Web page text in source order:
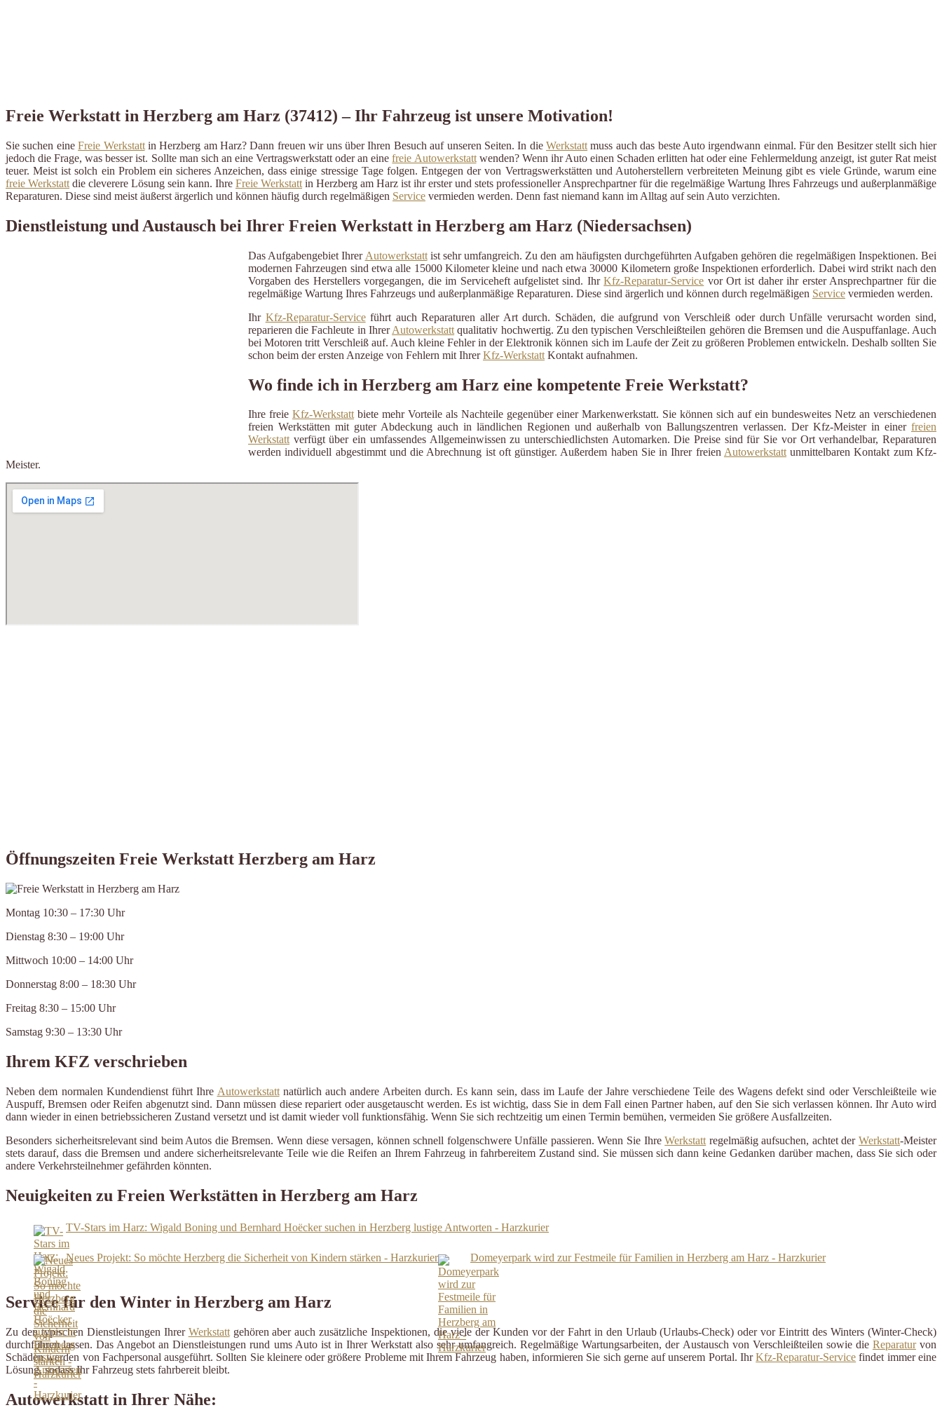
Freie Werkstatt in Herzberg am Harz (37412) – Ihr Fahrzeug ist unsere Motivation!
Sie suchen eineFreie Werkstattin Herzberg am Harz? Dann freuen wir uns über Ihren Besuch auf unseren Seiten. In dieWerkstatt muss auch das beste Auto irgendwann einmal. Für den Besitzer stellt sich hier
jedoch die Frage, was besser ist. Sollte man sich an eine Vertragswerkstatt oder an einefreie Autowerkstattwenden? Wenn ihr Auto einen Schaden erlitten hat oder eine Fehlermeldung anzeigt, ist guter Rat meist
teuer. Meist ist solch ein Problem ein sicheres Anzeichen, dass einige stressige Tage folgen. Entgegen der von Vertragswerkstätten und Autoherstellern verbreiteten Meinung gibt es viele Gründe, warum eine
freie Werkstatt die cleverere Lösung sein kann. Ihre Freie Werkstatt in Herzberg am Harz ist ihr erster und stets professioneller Ansprechpartner für die regelmäßige Wartung Ihres Fahrzeugs und außerplanmäßige
Reparaturen. Diese sind meist äußerst ärgerlich und können häufig durch regelmäßigen Service vermieden werden. Denn fast niemand kann im Alltag auf sein Auto verzichten.
Dienstleistung und Austausch bei Ihrer Freien Werkstatt in Herzberg am Harz (Niedersachsen)
Das Aufgabengebiet Ihrer Autowerkstattist sehr umfangreich. Zu den am häufigsten durchgeführten Aufgaben gehören die regelmäßigen Inspektionen. Bei
modernen Fahrzeugen sind etwa alle 15000 Kilometer kleine und nach etwa 30000 Kilometern große Inspektionen erforderlich. Dabei wird strikt nach den
Vorgaben des Herstellers vorgegangen, die im Serviceheft aufgelistet sind. IhrKfz-Reparatur-Service vor Ort ist daher ihr erster Ansprechpartner für die
regelmäßige Wartung Ihres Fahrzeugs und außerplanmäßige Reparaturen. Diese sind ärgerlich und können durch regelmäßigen Service vermieden werden.
Ihr Kfz-Reparatur-Serviceführt auch Reparaturen aller Art durch. Schäden, die aufgrund von Verschleiß oder durch Unfälle verursacht worden sind,
reparieren die Fachleute in IhrerAutowerkstatt qualitativ hochwertig. Zu den typischen Verschleißteilen gehören die Bremsen und die Auspuffanlage. Auch
bei Motoren tritt Verschleiß auf. Auch kleine Fehler in der Elektronik können sich im Laufe der Zeit zu größeren Problemen entwickeln. Deshalb sollten Sie
schon beim der ersten Anzeige von Fehlern mit IhrerKfz-Werkstatt Kontakt aufnahmen.
Wo finde ich in Herzberg am Harz eine kompetente Freie Werkstatt?
Ihre freie Kfz-Werkstattbiete mehr Vorteile als Nachteile gegenüber einer Markenwerkstatt. Sie können sich auf ein bundesweites Netz an verschiedenen
freien Werkstätten mit guter Abdeckung auch in ländlichen Regionen und außerhalb von Ballungszentren verlassen. Der Kfz-Meister in einer freien
Werkstattverfügt über ein umfassendes Allgemeinwissen zu unterschiedlichsten Automarken. Die Preise sind für Sie vor Ort verhandelbar, Reparaturen
werden individuell abgestimmt und die Abrechnung ist oft günstiger. Außerdem haben Sie in Ihrer freien Autowerkstattunmittelbaren Kontakt zum Kfz-
Meister.
Öffnungszeiten Freie Werkstatt Herzberg am Harz
Montag 10:30 – 17:30 Uhr
Dienstag 8:30 – 19:00 Uhr
Mittwoch 10:00 – 14:00 Uhr
Donnerstag 8:00 – 18:30 Uhr
Freitag 8:30 – 15:00 Uhr
Samstag 9:30 – 13:30 Uhr
Ihrem KFZ verschrieben
Neben dem normalen Kundendienst führt Ihre Autowerkstattnatürlich auch andere Arbeiten durch. Es kann sein, dass im Laufe der Jahre verschiedene Teile des Wagens defekt sind oder Verschleißteile wie
Auspuff, Bremsen oder Reifen abgenutzt sind. Dann müssen diese repariert oder ausgetauscht werden. Es ist wichtig, dass Sie in dem Fall einen Partner haben, auf den Sie sich verlassen können. Ihr Auto wird
dann wieder in einen betriebssicheren Zustand versetzt und ist damit wieder voll funktionsfähig. Wenn Sie sich rechtzeitig um einen Termin bemühen, vermeiden Sie größere Ausfallzeiten.
Besonders sicherheitsrelevant sind beim Autos die Bremsen. Wenn diese versagen, können schnell folgenschwere Unfälle passieren. Wenn Sie IhreWerkstatt regelmäßig aufsuchen, achtet derWerkstatt-Meister
stets darauf, dass die Bremsen und andere sicherheitsrelevante Teile wie die Reifen an Ihrem Fahrzeug in fahrbereitem Zustand sind. Sie müssen sich dann keine Gedanken darüber machen, dass Sie sich oder
andere Verkehrsteilnehmer gefährden könnten.
Neuigkeiten zu Freien Werkstätten in Herzberg am Harz
TV-Stars im Harz: Wigald Boning und Bernhard Hoëcker suchen in Herzberg lustige Antworten - Harzkurier
Neues Projekt: So möchte Herzberg die Sicherheit von Kindern stärken - Harzkurier Domeyerpark wird zur Festmeile für Familien in Herzberg am Harz - Harzkurier
Service für den Winter in Herzberg am Harz
Zu den typischen Dienstleistungen Ihrer Werkstattgehören aber auch zusätzliche Inspektionen, die viele der Kunden vor der Fahrt in den Urlaub (Urlaubs-Check) oder vor Eintritt des Winters (Winter-Check)
durchführen lassen. Das Angebot an Dienstleistungen rund ums Auto ist in Ihrer Werkstatt also sehr umfangreich. Regelmäßige Wartungsarbeiten, der Austausch von Verschleißteilen sowie die Reparaturvon
Schäden werden von Fachpersonal ausgeführt. Sollten Sie kleinere oder größere Probleme mit Ihrem Fahrzeug haben, informieren Sie sich gerne auf unserem Portal. IhrKfz-Reparatur-Service findet immer eine
Lösung, sodass Ihr Fahrzeug stets fahrbereit bleibt.
Autowerkstatt in Ihrer Nähe: